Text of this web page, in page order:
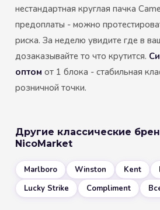
нестандартная круглая пачка
предоплаты - можно
риска. За неделю увидите где в
дозаказывайте то что крутится.
оптом от 1 блока - стабильная
розничной точки.
Другие классические
NicoMarket
Marlboro Winston Kent
Lucky Strike
Compliment